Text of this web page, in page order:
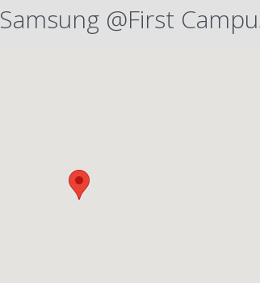
Samsung @First